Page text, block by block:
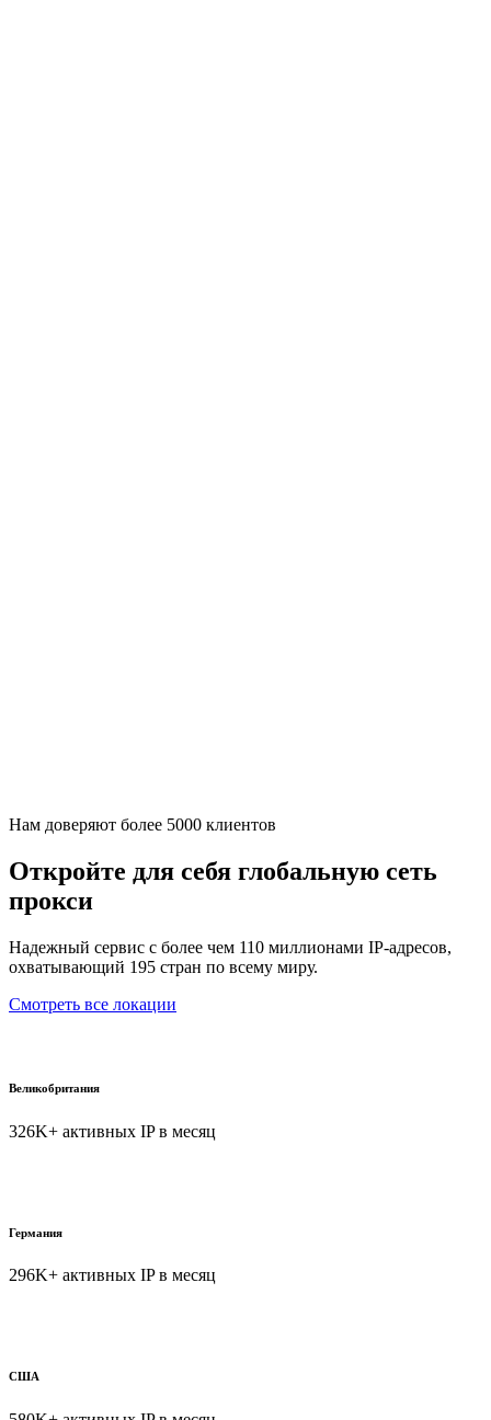
Нам доверяют более 5000 клиентов
Откройте для себя глобальную сеть
прокси
Надежный сервис с более чем 110 миллионами IP-адресов,
охватывающий 195 стран по всему миру.
Смотреть все локации
Великобритания
326K+ активных IP в месяц
Германия
296K+ активных IP в месяц
США